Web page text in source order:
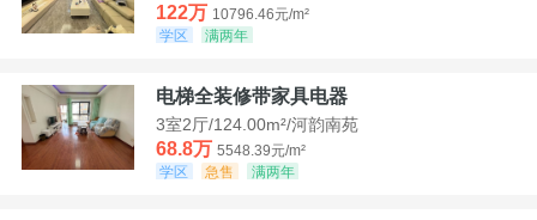
122万 10796.46元/m²
学区
满两年
电梯全装修带家具电器
3室2厅/124.00m²/河韵南苑
68.8万 5548.39元/m²
学区
急售 满两年